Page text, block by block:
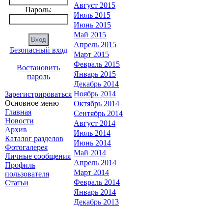
Пароль:
Безопасный вход
Востановить
пароль
Зарегистрироваться
Основное меню
Главная
Новости
Архив
Каталог разделов
Фотогалерея
Личные сообщения
Профиль
пользователя
Статьи
Август 2015
Июль 2015
Июнь 2015
Май 2015
Апрель 2015
Март 2015
Февраль 2015
Январь 2015
Декабрь 2014
Ноябрь 2014
Октябрь 2014
Сентябрь 2014
Август 2014
Июль 2014
Июнь 2014
Май 2014
Апрель 2014
Март 2014
Февраль 2014
Январь 2014
Декабрь 2013